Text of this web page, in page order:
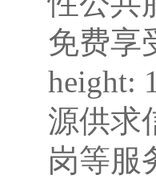
免费享
height:
源供求
岗等服